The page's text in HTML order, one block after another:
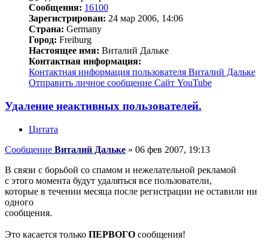
Сообщения: 16100
Зарегистрирован: 24 мар 2006, 14:06
Страна: Germany
Город: Freiburg
Настоящее имя: Виталий Дальке
Контактная информация:
Контактная информация пользователя Виталий Дальке
Отправить личное сообщение Сайт YouTube
Удаление неактивных пользователей.
Цитата
Сообщение Виталий Дальке » 06 фев 2007, 19:13
В связи с борьбой со спамом и нежелательной рекламой
с этого момента будут удаляться все пользователи,
которые в течении месяца после регистрации не оставили ни
одного
сообщения.
Это касается только ПЕРВОГО сообщения!